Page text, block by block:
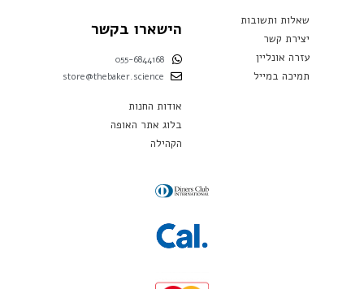
שאלות ותשובות
יצירת קשר
עזרה אונליין
תמיכה במייל
הישארו בקשר
055-6844168
store@thebaker.science
אודות החנות
בלוג אתר האופה
הקהילה